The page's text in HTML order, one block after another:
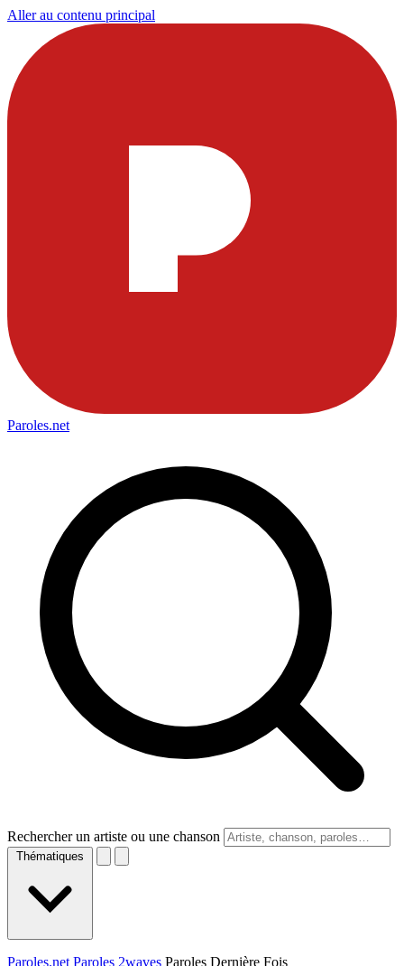
Aller au contenu principal
Paroles.net
Rechercher un artiste ou une chanson
Thématiques
Paroles.net Paroles 2waves Paroles Dernière Fois